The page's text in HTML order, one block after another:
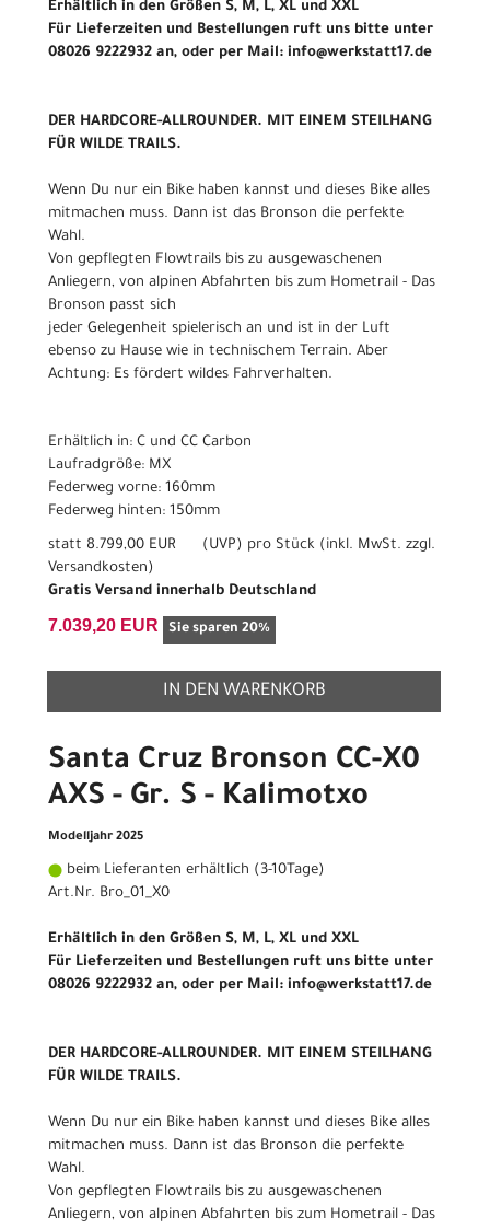
Erhältlich in den Größen S, M, L, XL und XXL
Für Lieferzeiten und Bestellungen ruft uns bitte unter
08026 9222932 an, oder per Mail: info@werkstatt17.de
DER HARDCORE-ALLROUNDER. MIT EINEM STEILHANG
FÜR WILDE TRAILS.
Wenn Du nur ein Bike haben kannst und dieses Bike alles
mitmachen muss. Dann ist das Bronson die perfekte
Wahl.
Von gepflegten Flowtrails bis zu ausgewaschenen
Anliegern, von alpinen Abfahrten bis zum Hometrail - Das
Bronson passt sich
jeder Gelegenheit spielerisch an und ist in der Luft
ebenso zu Hause wie in technischem Terrain. Aber
Achtung: Es fördert wildes Fahrverhalten.
Erhältlich in: C und CC Carbon
Laufradgröße: MX
Federweg vorne: 160mm
Federweg hinten: 150mm
statt 8.799,00 EUR ( UVP) pro Stück (inkl. MwSt. zzgl.
Versandkosten)
Gratis Versand innerhalb Deutschland
7.039,20 EUR Sie sparen 20%
IN DEN WARENKORB
Santa Cruz Bronson CC-X0
AXS - Gr. S - Kalimotxo
Modelljahr 2025
beim Lieferanten erhältlich (3-10Tage)
Art.Nr. Bro_01_X0
Erhältlich in den Größen S, M, L, XL und XXL
Für Lieferzeiten und Bestellungen ruft uns bitte unter
08026 9222932 an, oder per Mail: info@werkstatt17.de
DER HARDCORE-ALLROUNDER. MIT EINEM STEILHANG
FÜR WILDE TRAILS.
Wenn Du nur ein Bike haben kannst und dieses Bike alles
mitmachen muss. Dann ist das Bronson die perfekte
Wahl.
Von gepflegten Flowtrails bis zu ausgewaschenen
Anliegern, von alpinen Abfahrten bis zum Hometrail - Das